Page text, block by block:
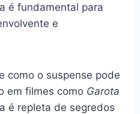
é fundamental para
e
como o suspense pode
em filmes como Garota
é repleta de segredos